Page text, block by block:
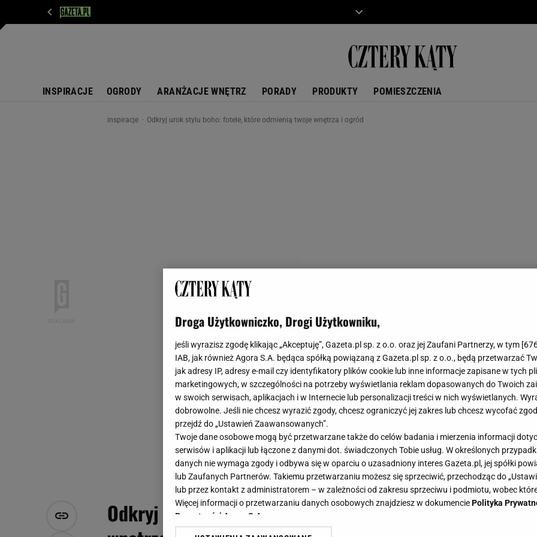
INSPIRACJE OGRODY ARANŻACJE WNĘTRZ PORADY PRODUKTY POMIESZCZENIA
inspiracje Odkryj urok stylu boho: fotele, które odmienią twoje wnętrza i ogród
Odkryj urok stylu boho: fotele, które odmienią twoje
Droga Użytkowniczko, Drogi Użytkowniku,
jeśli wyrazisz zgodę klikając „Akceptuję”, Gazeta.pl sp. z o.o. oraz jej Zaufani Partnerzy, w tym [
IAB, jak również Agora S.A. będąca spółką powiązaną z Gazeta.pl sp. z o.o., będą przetwarzać
jak adresy IP, adresy e-mail czy identyfikatory plików cookie lub inne informacje zapisane w tych
marketingowych, w szczególności na potrzeby wyświetlania reklam dopasowanych do Twoich
w swoich serwisach, aplikacjach i w Internecie lub personalizacji treści w nich wyświetlanych.
dobrowolne. Jeśli nie chcesz wyrazić zgody, chcesz ograniczyć jej zakres lub chcesz wycofać
przejdź do „Ustawień Zaawansowanych”.
Twoje dane osobowe mogą być przetwarzane także do celów badania i mierzenia informacji
serwisów i aplikacji lub łączone z danymi dot. świadczonych Tobie usług. W określonych
danych nie wymaga zgody i odbywa się w oparciu o uzasadniony interes Gazeta.pl, jej spółki
lub Zaufanych Partnerów. Takiemu przetwarzaniu możesz się sprzeciwić, przechodząc do
lub przez kontakt z administratorem – w zależności od zakresu sprzeciwu i podmiotu, wobec
Więcej informacji o przetwarzaniu danych osobowych znajdziesz w dokumenciePolityka
Prywatności Agora S.A.